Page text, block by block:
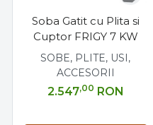
Soba Gatit cu Plita si
Cuptor FRIGY 7 KW
SOBE, PLITE, USI,
ACCESORII
2.547,00 RON